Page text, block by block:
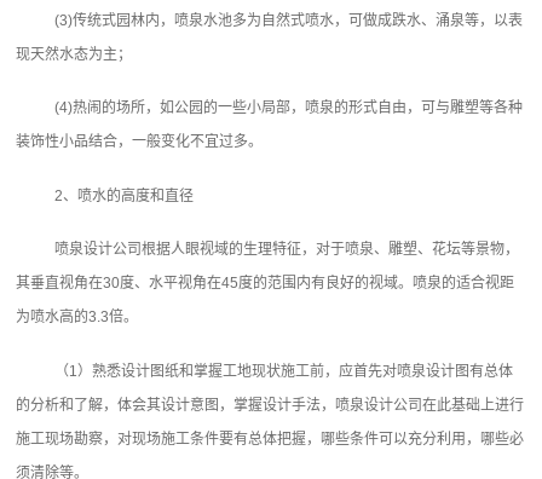
(3)传统式园林内，喷泉水池多为自然式喷水，可做成跌水、涌泉等，以表
现天然水态为主；
(4)热闹的场所，如公园的一些小局部，喷泉的形式自由，可与雕塑等各种
装饰性小品结合，一般变化不宜过多。
2、喷水的高度和直径
喷泉设计公司‍根据人眼视域的生理特征，对于喷泉、雕塑、花坛等景物，
其垂直视角在30度、水平视角在45度的范围内有良好的视域。喷泉的适合视距
为喷水高的3.3倍。
（1）熟悉设计图纸和掌握工地现状施工前，应首先对喷泉设计图有总体
的分析和了解，体会其设计意图，掌握设计手法，喷泉设计公司‍在此基础上进行
施工现场勘察，对现场施工条件要有总体把握，哪些条件可以充分利用，哪些必
须清除等。